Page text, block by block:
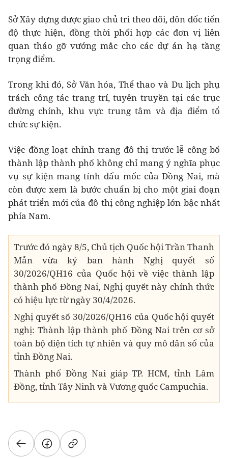
Sở Xây dựng được giao chủ trì theo dõi, đôn đốc tiến
độ thực hiện, đồng thời phối hợp các đơn vị liên
quan tháo gỡ vướng mắc cho các dự án hạ tầng
trọng điểm.
Trong khi đó, Sở Văn hóa, Thể thao và Du lịch phụ
trách công tác trang trí, tuyên truyền tại các trục
đường chính, khu vực trung tâm và địa điểm tổ
chức sự kiện.
Việc đồng loạt chỉnh trang đô thị trước lễ công bố
thành lập thành phố không chỉ mang ý nghĩa phục
vụ sự kiện mang tính dấu mốc của Đồng Nai, mà
còn được xem là bước chuẩn bị cho một giai đoạn
phát triển mới của đô thị công nghiệp lớn bậc nhất
phía Nam.
Trước đó ngày 8/5, Chủ tịch Quốc hội Trần Thanh
Mẫn vừa ký ban hành Nghị quyết số
30/2026/QH16 của Quốc hội về việc thành lập
thành phố Đồng Nai, Nghị quyết này chính thức
có hiệu lực từ ngày 30/4/2026.
Nghị quyết số 30/2026/QH16 của Quốc hội quyết
nghị: Thành lập thành phố Đồng Nai trên cơ sở
toàn bộ diện tích tự nhiên và quy mô dân số của
tỉnh Đồng Nai.
Thành phố Đồng Nai giáp TP. HCM, tỉnh Lâm
Đồng, tỉnh Tây Ninh và Vương quốc Campuchia.